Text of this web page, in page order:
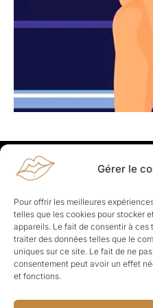
Gérer le
Pour offrir les meilleures
telles que les cookies pour stocker
appareils. Le fait de consentir à
traiter des données telles que le
uniques sur ce site. Le fait de ne
consentement peut avoir un effet
et fonctions.
À propos de Rapporteuses :
Parisiennes, bien dans leurs
cause, leur apporte et leur rapporte !
Les Topics
Société Politique
Lifestyle